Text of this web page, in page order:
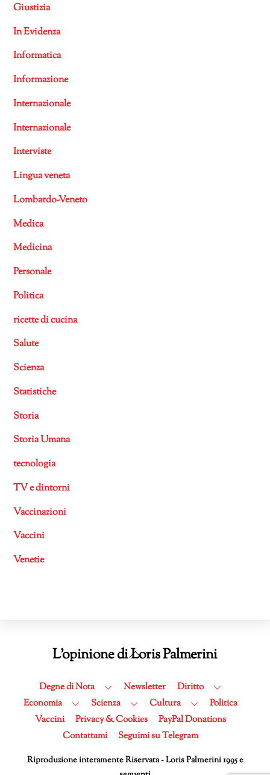
Giustizia
In Evidenza
Informatica
Informazione
Internazionale
Internazionale
Interviste
Lingua veneta
Lombardo-Veneto
Medica
Medicina
Personale
Politica
ricette di cucina
Salute
Scienza
Statistiche
Storia
Storia Umana
tecnologia
TV e dintorni
Vaccinazioni
Vaccini
Venetie
Back
Top
L'opinione di Loris Palmerini
Degne di Nota Newsletter
Diritto
Economia
Scienza Cultura
Politica
Vaccini
Privacy & Cookies
PayPal Donations
Contattami
Seguimi su Telegram
Riproduzione interamente Riservata - Loris Palmerini 1995 e